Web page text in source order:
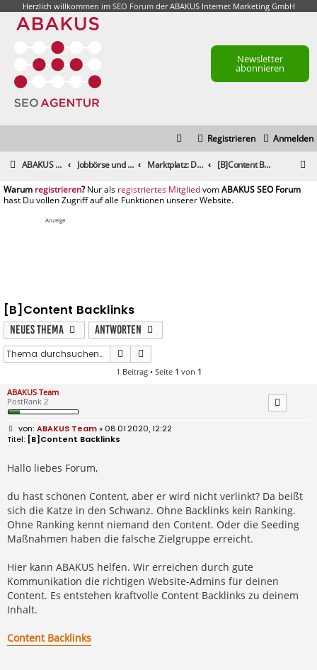
Herzlich willkommen im SEO Forumder ABAKUS Internet Marketing GmbH
Newsletter
abonnieren
Anmelden
Registrieren
ABAKUS Foren-Übersicht Jobbörse und Marktplatz Marktplatz: Dienstleistungen [B]Content Backlinks
registrieren registriertes Mitglied
Anzeige
[B]Content Backlinks
Neues Thema
Antworten
Suche
1 Beitrag • Seite 1 von 1
ABAKUS Team
PostRank 2
B
e
i
r
a
ABAKUS Team» 08.01.2020, 12:22
[B]Content Backlinks
Hallo liebes Forum,
du hast schönen Content, aber er wird nicht verlinkt? Da beißt
sich die Katze in den Schwanz. Ohne Backlinks kein Ranking.
Ohne Ranking kennt niemand den Content. Oder die Seeding
Maßnahmen haben die falsche Zielgruppe erreicht.
Hier kann ABAKUS helfen. Wir erreichen durch gute
Kommunikation die richtigen Website-Admins für deinen
Content. Es entstehen kraftvolle Content Backlinks zu deinem
Inhalt.
Content Backlinks